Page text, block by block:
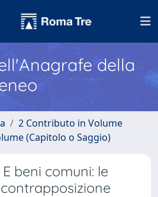
della
2 Contributo in Volume
(Capitolo o Saggio)
beni comuni: le